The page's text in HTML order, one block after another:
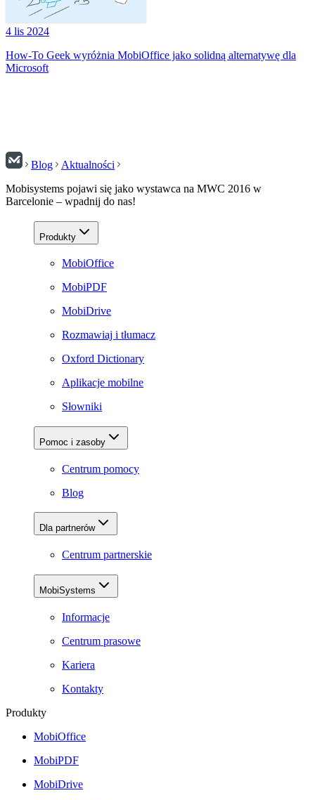
4 lis 2024
How-To Geek wyróżnia MobiOffice jako solidną alternatywę dla
Microsoft
Blog
Aktualności
Mobisystems pojawi się jako wystawca na MWC 2016 w
Barcelonie – wpadnij do nas!
Produkty
MobiOffice
MobiPDF
MobiDrive
Rozmawiaj i tłumacz
Oxford Dictionary
Aplikacje mobilne
Słowniki
Pomoc i zasoby
Centrum pomocy
Blog
Dla partnerów
Centrum partnerskie
MobiSystems
Informacje
Centrum prasowe
Kariera
Kontakty
Produkty
MobiOffice
MobiPDF
MobiDrive